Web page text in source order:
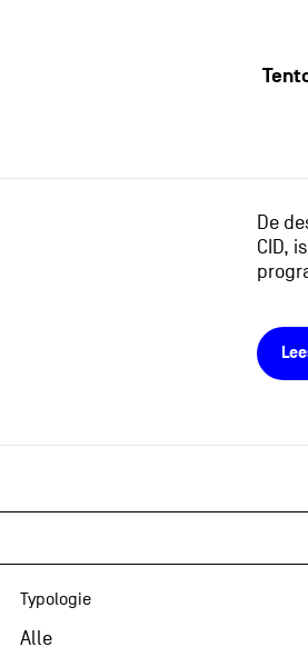
De
CID,
Typologie
Alle